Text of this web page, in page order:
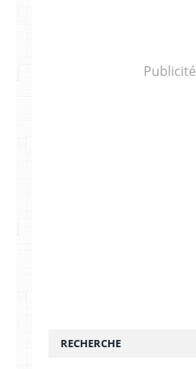
Publicité
RECHERCHE